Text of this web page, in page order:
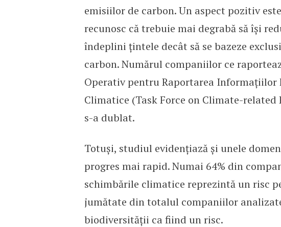
emisiilor de carbon. Un aspect pozitiv
recunosc că trebuie mai degrabă să își
îndeplini țintele decât să se bazeze
carbon. Numărul companiilor ce
Operativ pentru Raportarea
Climatice (Task Force on Climate-related
s-a dublat.
Totuși, studiul evidențiază și unele
progres mai rapid. Numai 64% din
schimbările climatice reprezintă un risc
jumătate din totalul companiilor
biodiversității ca fiind un risc.